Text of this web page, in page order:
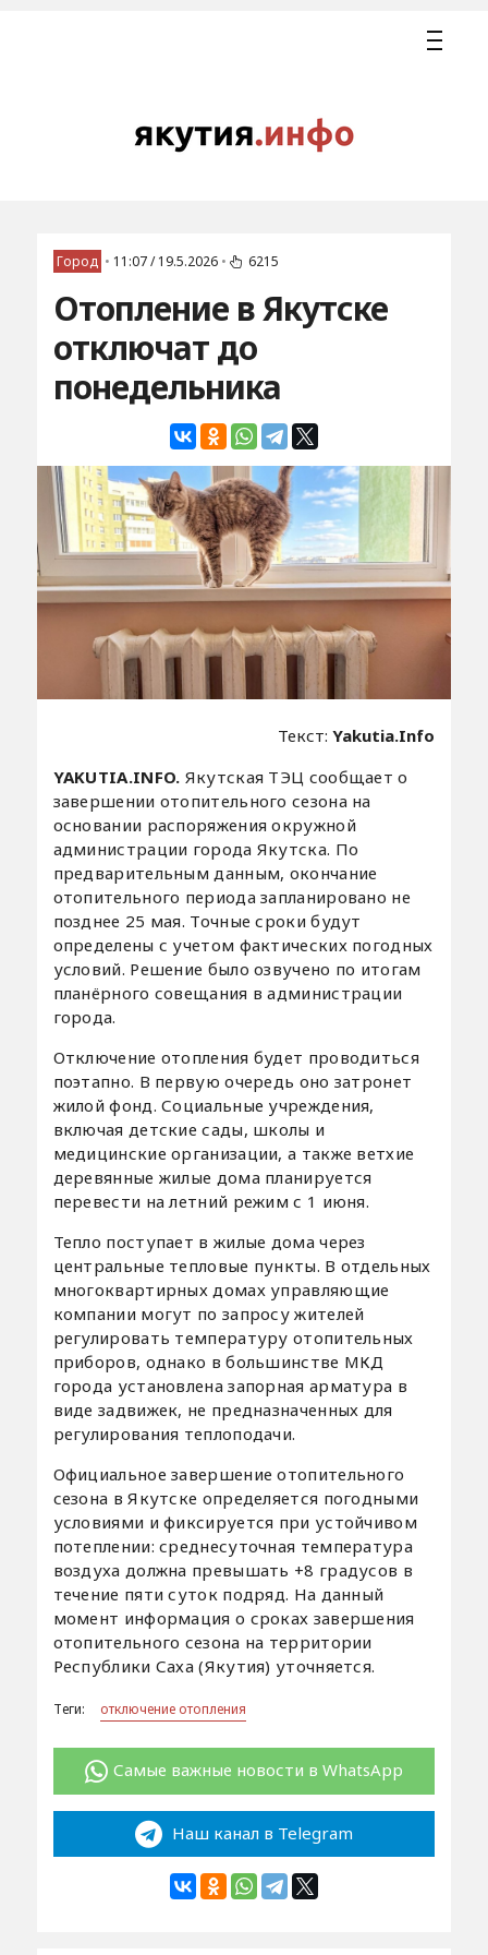
Город • 11:07 / 19.5.2026 • 6215
Отопление в Якутске
отключат до
понедельника
Текст:Yakutia.Info
YAKUTIA.INFO. Якутская ТЭЦ сообщает о
завершении отопительного сезона на
основании распоряжения окружной
администрации города Якутска. По
предварительным данным, окончание
отопительного периода запланировано не
позднее 25 мая. Точные сроки будут
определены с учетом фактических погодных
условий. Решение было озвучено по итогам
планёрного совещания в администрации
города.
Отключение отопления будет проводиться
поэтапно. В первую очередь оно затронет
жилой фонд. Социальные учреждения,
включая детские сады, школы и
медицинские организации, а также ветхие
деревянные жилые дома планируется
перевести на летний режим с 1 июня.
Тепло поступает в жилые дома через
центральные тепловые пункты. В отдельных
многоквартирных домах управляющие
компании могут по запросу жителей
регулировать температуру отопительных
приборов, однако в большинстве МКД
города установлена запорная арматура в
виде задвижек, не предназначенных для
регулирования теплоподачи.
Официальное завершение отопительного
сезона в Якутске определяется погодными
условиями и фиксируется при устойчивом
потеплении: среднесуточная температура
воздуха должна превышать +8 градусов в
течение пяти суток подряд. На данный
момент информация о сроках завершения
отопительного сезона на территории
Республики Саха (Якутия) уточняется.
Теги: отключение отопления
Самые важные новости в WhatsApp
Наш канал в Telegram